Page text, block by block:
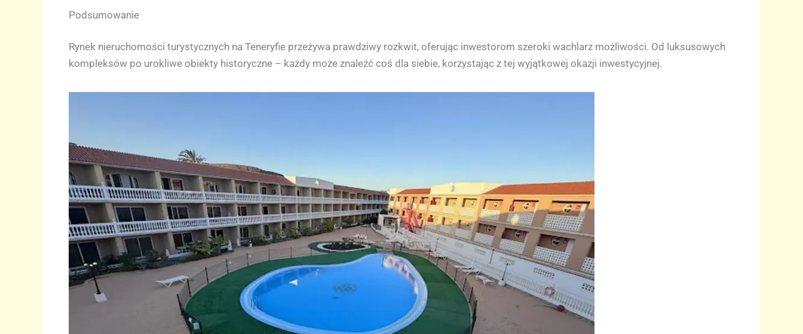
Podsumowanie
Rynek nieruchomości turystycznych na Teneryfie przeżywa prawdziwy rozkwit, oferując inwestorom szeroki wachlarz możliwości. Od luksusowych
kompleksów po urokliwe obiekty historyczne – każdy może znaleźć coś dla siebie, korzystając z tej wyjątkowej okazji inwestycyjnej.